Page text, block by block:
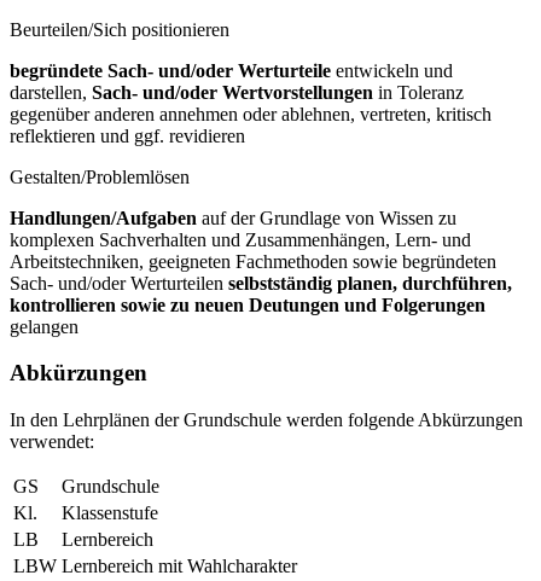
Beurteilen/Sich positionieren
begründete Sach- und/oder Werturteile entwickeln und
darstellen, Sach- und/oder Wertvorstellungen in Toleranz
gegenüber anderen annehmen oder ablehnen, vertreten, kritisch
reflektieren und ggf. revidieren
Gestalten/Problemlösen
Handlungen/Aufgaben auf der Grundlage von Wissen zu
komplexen Sachverhalten und Zusammenhängen, Lern- und
Arbeitstechniken, geeigneten Fachmethoden sowie begründeten
Sach- und/oder Werturteilen selbstständig planen, durchführen,
kontrollieren sowie zu neuen Deutungen und Folgerungen
gelangen
Abkürzungen
In den Lehrplänen der Grundschule werden folgende Abkürzungen
verwendet:
GS
Grundschule
Kl.
Klassenstufe
LB
Lernbereich
LBW Lernbereich mit Wahlcharakter